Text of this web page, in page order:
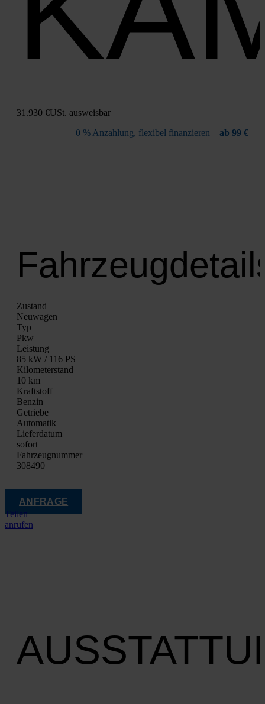
31.930 €USt. aus­weis­bar
0 % Anzah­lung, fle­xi­bel finan­zie­ren – ab 99 €
Zustand
Neu­wa­gen
Typ
Pkw
Leis­tung
85 kW / 116 PS
Kilo­me­ter­stand
10 km
Kraft­stoff
Ben­zin
Getrie­be
Auto­ma­tik
Lie­fer­da­tum
sofort
Fahrzeugnummer
308490
ANFRAGE
Teilen
anrufen